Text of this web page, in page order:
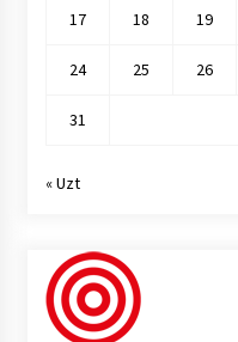
17 18 19
24 25 26
31
« Uzt